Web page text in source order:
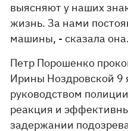
выясняют у наших
жизнь. За нами
машины, - сказала она.
Петр Порошенко
Ирины Ноздровской 9
руководством
реакция и
задержании